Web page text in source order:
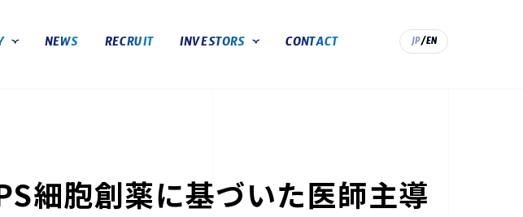
NEWS RECRUIT INVESTORS
株式基本情報
IRカレンダー
CONTACT JP/EN
細胞創薬に基づいた医師主導